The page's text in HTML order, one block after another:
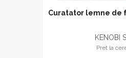
Curatator lemne de
KENOBI
Pret la